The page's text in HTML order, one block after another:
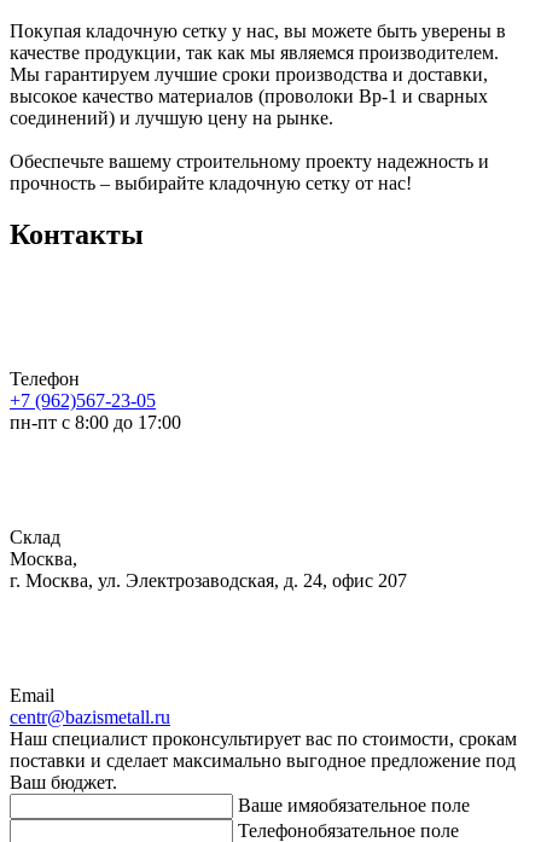
Покупая кладочную сетку у нас, вы можете быть уверены в
качестве продукции, так как мы являемся производителем.
Мы гарантируем лучшие сроки производства и доставки,
высокое качество материалов (проволоки Вр-1 и сварных
соединений) и лучшую цену на рынке.
Обеспечьте вашему строительному проекту надежность и
прочность – выбирайте кладочную сетку от нас!
Контакты
Телефон
+7 (962)567-23-05
пн-пт с 8:00 до 17:00
Склад
Москва,
г. Москва, ул. Электрозаводская, д. 24, офис 207
Email
centr@bazismetall.ru
Наш специалист проконсультирует вас по стоимости, срокам
поставки и сделает максимально выгодное предложение под
Ваш бюджет.
Ваше имяобязательное поле
Телефонобязательное поле